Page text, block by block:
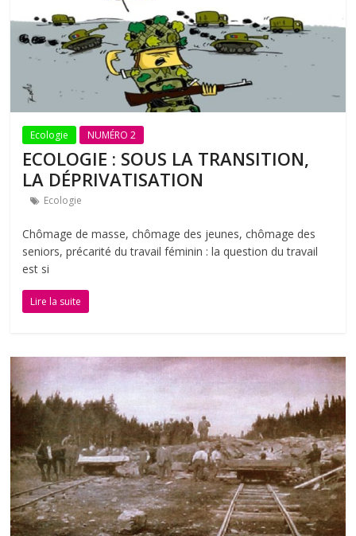
Ecologie NUMÉRO 2
ECOLOGIE : SOUS LA TRANSITION,
LA DÉPRIVATISATION
Ecologie
Chômage de masse, chômage des jeunes, chômage des
seniors, précarité du travail féminin : la question du travail
est si
Lire la suite